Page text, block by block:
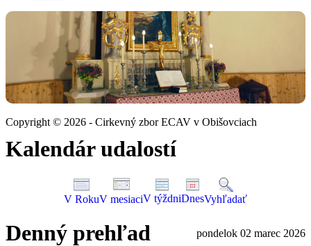
Copyright © 2026 - Cirkevný zbor ECAV v Obišovciach
Kalendár udalostí
V RokuV mesiaciV týždniDnesVyhľadať
Denný prehľad pondelok 02 marec 2026